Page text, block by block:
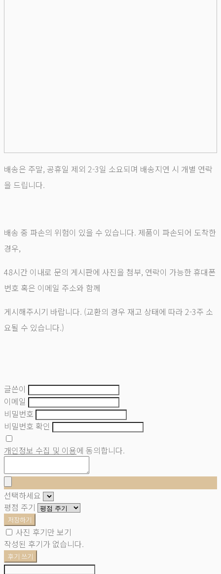
배송은 주말, 공휴일 제외 2-3일 소요되며 배송지연 시 개별 연락
을 드립니다.
배송 중 파손의 위험이 있을 수 있습니다. 제품이 파손되어 도착한
경우,
48시간 이내로 문의 게시판에 사진을 첨부, 연락이 가능한 휴대폰
번호 혹은 이메일 주소와 함께
게시해주시기 바랍니다. (교환의 경우 재고 상태에 따라 2-3주 소
요될 수 있습니다.)
글쓴이
이메일
비밀번호
비밀번호 확인
개인정보 수집 및 이용에 동의합니다.
선택하세요
평점 주기
저장하기
사진 후기만 보기
작성된 후기가 없습니다.
후기 쓰기